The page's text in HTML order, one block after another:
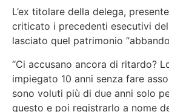
L’ex titolare della delega,
criticato i precedenti esecutivi
lasciato quel patrimonio
“Ci accusano ancora di ritardo?
impiegato 10 anni senza fare
sono voluti più di due anni solo
questo e poi registrarlo a nome